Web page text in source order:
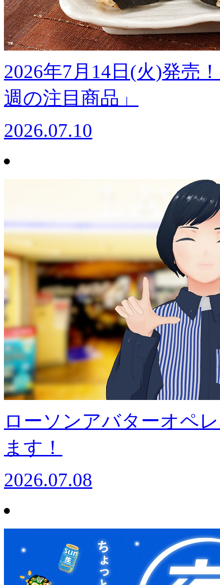
2026年7月14日(火)発売
週の注目商品」
2026.07.10
ローソンアバターオペ
ます！
2026.07.08